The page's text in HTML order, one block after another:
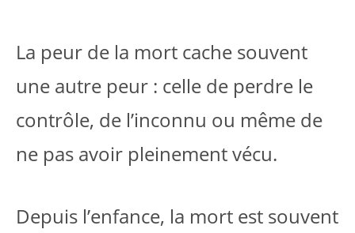
La peur de la mort cache souvent
une autre peur : celle de perdre le
contrôle, de l’inconnu ou même de
ne pas avoir pleinement vécu.
Depuis l’enfance, la mort est souvent